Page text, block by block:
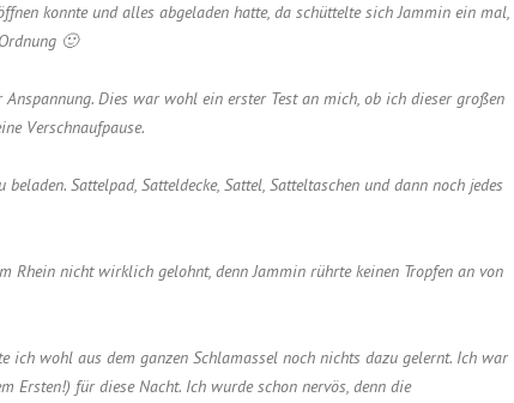
konnte und alles abgeladen hatte, da schüttelte sich Jammin ein mal,
🙂
Dies war wohl ein erster Test an mich, ob ich dieser großen
Verschnaufpause.
Sattelpad, Satteldecke, Sattel, Satteltaschen und dann noch jedes
nicht wirklich gelohnt, denn Jammin rührte keinen Tropfen an von
ich wohl aus dem ganzen Schlamassel noch nichts dazu gelernt. Ich war
Ersten!) für diese Nacht. Ich wurde schon nervös, denn die